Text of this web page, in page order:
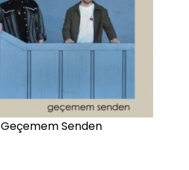
Geçemem Senden